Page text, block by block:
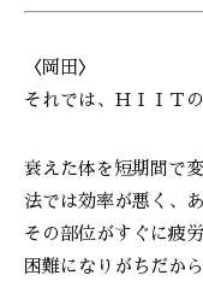
〈岡田〉
それでは、ＨＩＩＴ
衰えた体を短期間で
法では効率が悪く、
その部位がすぐに疲
困難になりがちだから